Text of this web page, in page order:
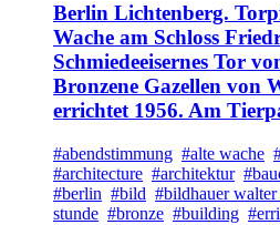
Berlin Lichtenberg.
Wache am Schloss
Schmiedeeisernes Tor
Bronzene Gazellen von
errichtet 1956. Am
#abendstimmung #alte wache
#architecture #architektur
#berlin #bild #bildhauer
stunde #bronze #building